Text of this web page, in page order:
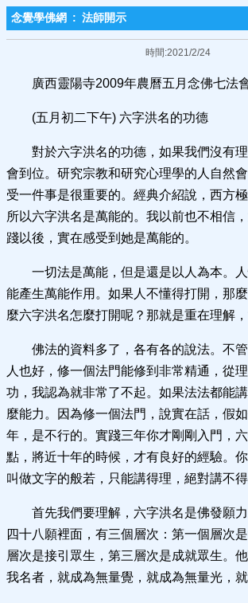
念覺學佛網 : 法師開示
時間:2021/2/24
廣西靈陽寺2009年農曆五月念佛七法
(五月初二下午) 六字洪名的功德
對於六字洪名的功德，如果我們沒有
會到位。研究宗教和研究心理學的人自然
受一件事是很重要的。經典介紹說，西方
所以六字洪名是萬能的。我以前也不相信
踐以後，實在感受到她是萬能的。
一切法是萬能，但是還是以人為本。
能產生萬能作用。如果人不懂得打開，那
麼六字洪名怎麼打開呢？那就是重在理解，
佛法的資料多了，各有各的說法。不
人也好，修一個法門能修到非常精通，從
功，我認為就非常了不起。如果法法都能
麼能力。因為修一個法門，說實在話，假
年，是不行的。實踐三年你才剛剛入門，
點，將近十年的時候，才有良好的經驗。
叫做文字的般若，只能講得理，絕對講不得
首先我們要理解，六字洪名是佛發願
四十八願裡面，有三個層次：第一個層次
層次是接引眾生，第三層次是成就眾生。
我名者，就成為無量覺，就成為無量光，就